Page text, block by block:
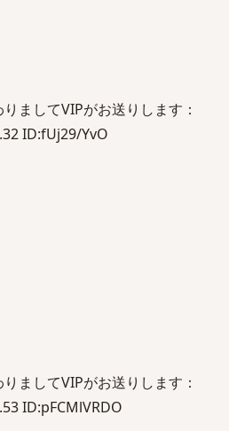
ましてVIPがお送りします：
ID:fUj29/YvO
ましてVIPがお送りします：
ID:pFCMlVRDO